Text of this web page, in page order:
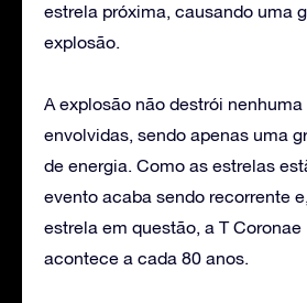
estrela próxima, causando uma
explosão.
A explosão não destrói
envolvidas, sendo apenas uma
de energia. Como as estrelas
evento acaba sendo recorrente
estrela em questão, a T
acontece a cada 80 anos.